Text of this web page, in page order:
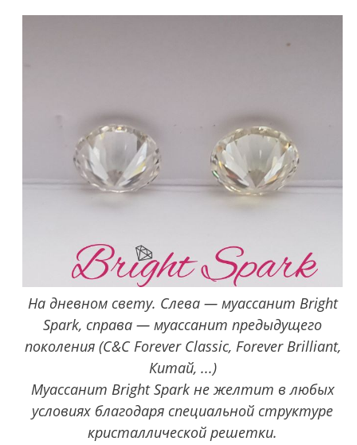
На дневном свету. Слева — муассанит Bright
Spark, справа — муассанит предыдущего
поколения (C&C Forever Classic, Forever Brilliant,
Китай, ...)
Муассанит Bright Spark не желтит в любых
условиях благодаря специальной структуре
кристаллической решетки.